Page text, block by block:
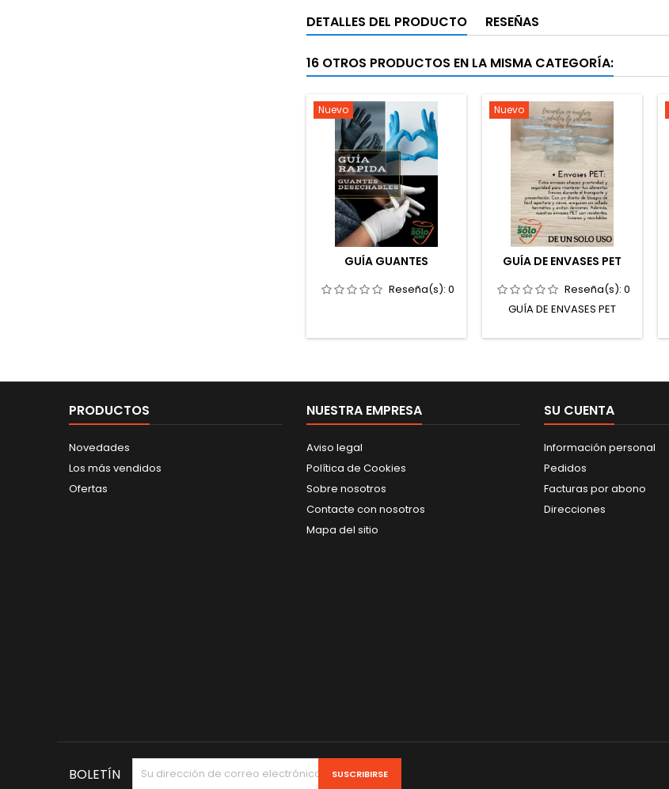
DETALLES DEL PRODUCTO RESEÑAS
16 OTROS PRODUCTOS EN LA MISMA CATEGORÍA:
Nuevo
GUÍA GUANTES
Reseña(s): 0
Nuevo
GUÍA DE ENVASES PET
Reseña(s): 0
GUÍA DE ENVASES PET
PRODUCTOS
Novedades
Los más vendidos
Ofertas
NUESTRA EMPRESA
Aviso legal
Política de Cookies
Sobre nosotros
Contacte con nosotros
Mapa del sitio
SU CUENTA
Información personal
Pedidos
Facturas por abono
Direcciones
BOLETÍN